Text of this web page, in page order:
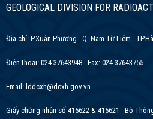
GEOLOGICAL DIVISION FOR
Địa chỉ: P.Xuân Phương - Q. Nam Từ Liêm -
Điện thoại: 024.37643948 - Fax: 024.37643755
Email: lddcxh@dcxh.gov.vn
Giấy chứng nhận số 415622 & 415621 - Bộ